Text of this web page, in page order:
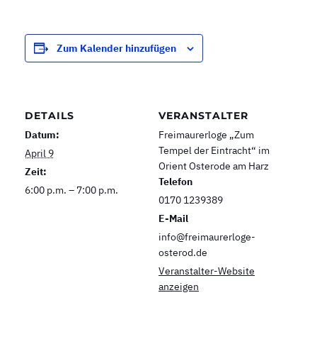
Zum Kalender hinzufügen
DETAILS
Datum:
April 9
Zeit:
6:00 p.m. – 7:00 p.m.
VERANSTALTER
Freimaurerloge „Zum
Tempel der Eintracht“ im
Orient Osterode am Harz
Telefon
0170 1239389
E-Mail
info@freimaurerloge-
osterod.de
Veranstalter-Website
anzeigen